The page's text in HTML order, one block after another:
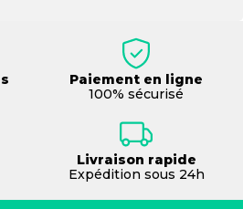
Paiement en ligne
100% sécurisé
Livraison rapide
Expédition sous 24h